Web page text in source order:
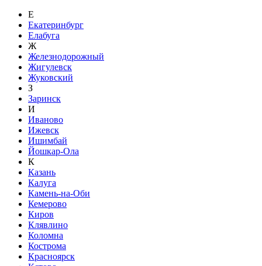
Е
Екатеринбург
Елабуга
Ж
Железнодорожный
Жигулевск
Жуковский
З
Заринск
И
Иваново
Ижевск
Ишимбай
Йошкар-Ола
К
Казань
Калуга
Камень-на-Оби
Кемерово
Киров
Клявлино
Коломна
Кострома
Красноярск